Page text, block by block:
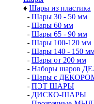
♦ Шары из пластика
- Шары 30 - 50 мм
- Шары 60 мм
- Шары 65 - 90 мм
- Шары 100-120 мм
- Шары 140 - 150
- Шары от 200 мм
- Наборы шаров
- Шары с
- ПЭТ ШАРЫ
- ДИСКО-ШАРЫ